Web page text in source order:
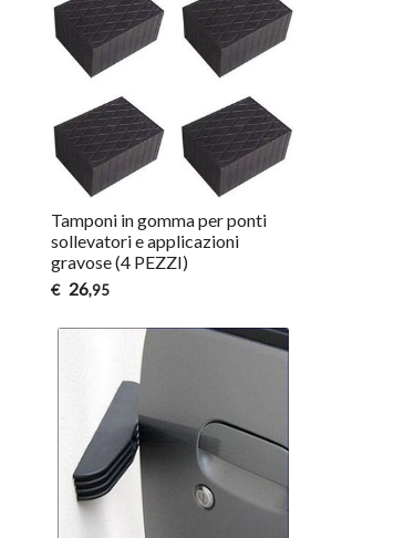
Tamponi in gomma per ponti
sollevatori e applicazioni
gravose (4 PEZZI)
€ 26,95